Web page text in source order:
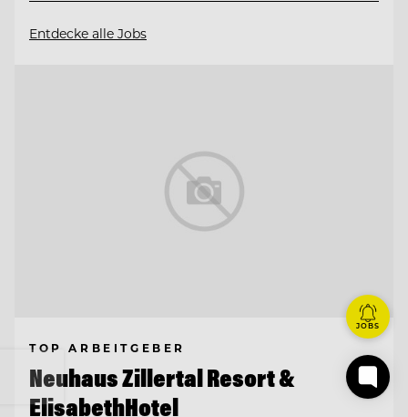
Entdecke alle Jobs
TOP ARBEITGEBER
Neuhaus Zillertal Resort &
ElisabethHotel
JOBS